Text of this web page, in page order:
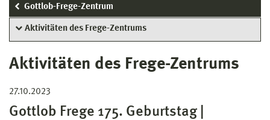
Gottlob-Frege-Zentrum
Aktivitäten des Frege-Zentrums
Aktivitäten des Frege-Zentrums
27.10.2023
Gottlob Frege 175. Geburtstag |